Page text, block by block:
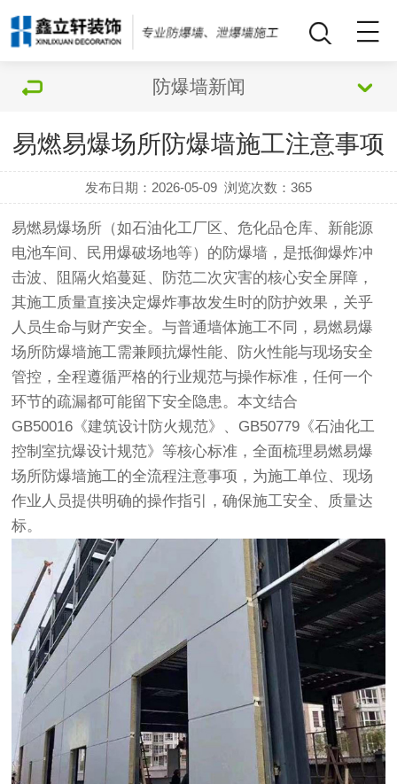
防爆墙新闻
易燃易爆场所防爆墙施工注意事项
发布日期：2026-05-09 浏览次数：365
易燃易爆场所（如石油化工厂区、危化品仓库、新能源
电池车间、民用爆破场地等）的防爆墙，是抵御爆炸冲
击波、阻隔火焰蔓延、防范二次灾害的核心安全屏障，
其施工质量直接决定爆炸事故发生时的防护效果，关乎
人员生命与财产安全。与普通墙体施工不同，易燃易爆
场所防爆墙施工需兼顾抗爆性能、防火性能与现场安全
管控，全程遵循严格的行业规范与操作标准，任何一个
环节的疏漏都可能留下安全隐患。本文结合
GB50016《建筑设计防火规范》、GB50779《石油化工
控制室抗爆设计规范》等核心标准，全面梳理易燃易爆
场所防爆墙施工的全流程注意事项，为施工单位、现场
作业人员提供明确的操作指引，确保施工安全、质量达
标。